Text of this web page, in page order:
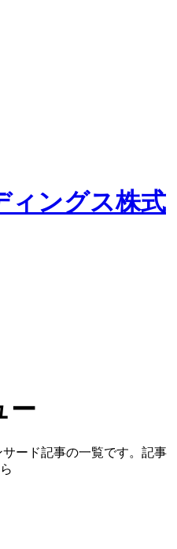
ィングス株式
ー
ード記事の一覧です。記事